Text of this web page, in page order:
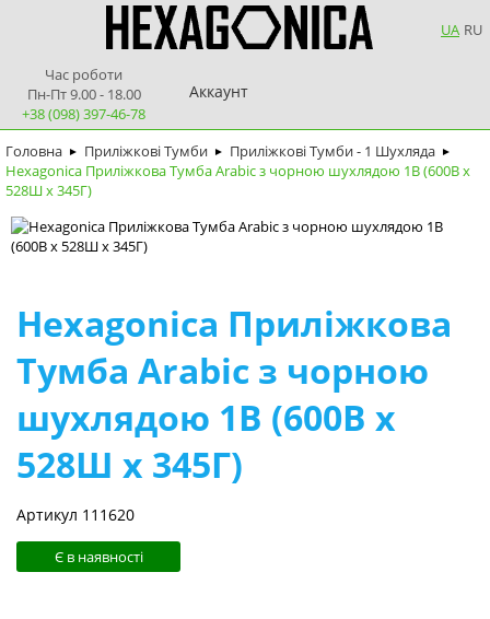
UA RU
Час роботи
Пн-Пт 9.00 - 18.00
+38 (098) 397-46-78
Аккаунт
Головна ► Приліжкові Тумби ► Приліжкові Тумби - 1 Шухляда ►
Hexagonica Приліжкова Тумба Arabic з чорною шухлядою 1В (600В х
528Ш х 345Г)
Hexagonica Приліжкова
Тумба Arabic з чорною
шухлядою 1В (600В х
528Ш х 345Г)
Артикул 111620
Є в наявності